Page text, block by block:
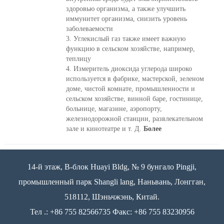
здоровью организма, а также улучшить
иммунитет организма, снизить уровень
заболеваемости
3. Углекислый газ также имеет важную
функцию в сельском хозяйстве, например,
теплицу
4. Измеритель диоксида углерода широко
используется в фабрике, мастерской, зеленом
доме, чистой комнате, промышленности и
сельском хозяйстве, винной баре, гостинице,
больнице, магазине, аэропорту,
железнодорожной станции, развлекательном
зале и кинотеатре и т. Д. Более
14-й этаж, B-блок Huayi Bldg, № 9 бунгало Pingji,
промышленный парк Shangli lang, Наньвань, Лонгган,
518112, Шэньчжэнь, Китай.
Тел .: +86 755 82566735 Факс: +86 755 83230956